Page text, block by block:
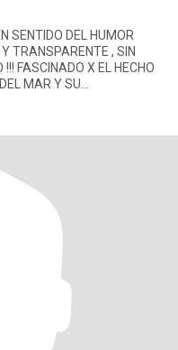
TRANSPARENTE , SIN
FASCINADO X EL HECHO
MAR Y SU